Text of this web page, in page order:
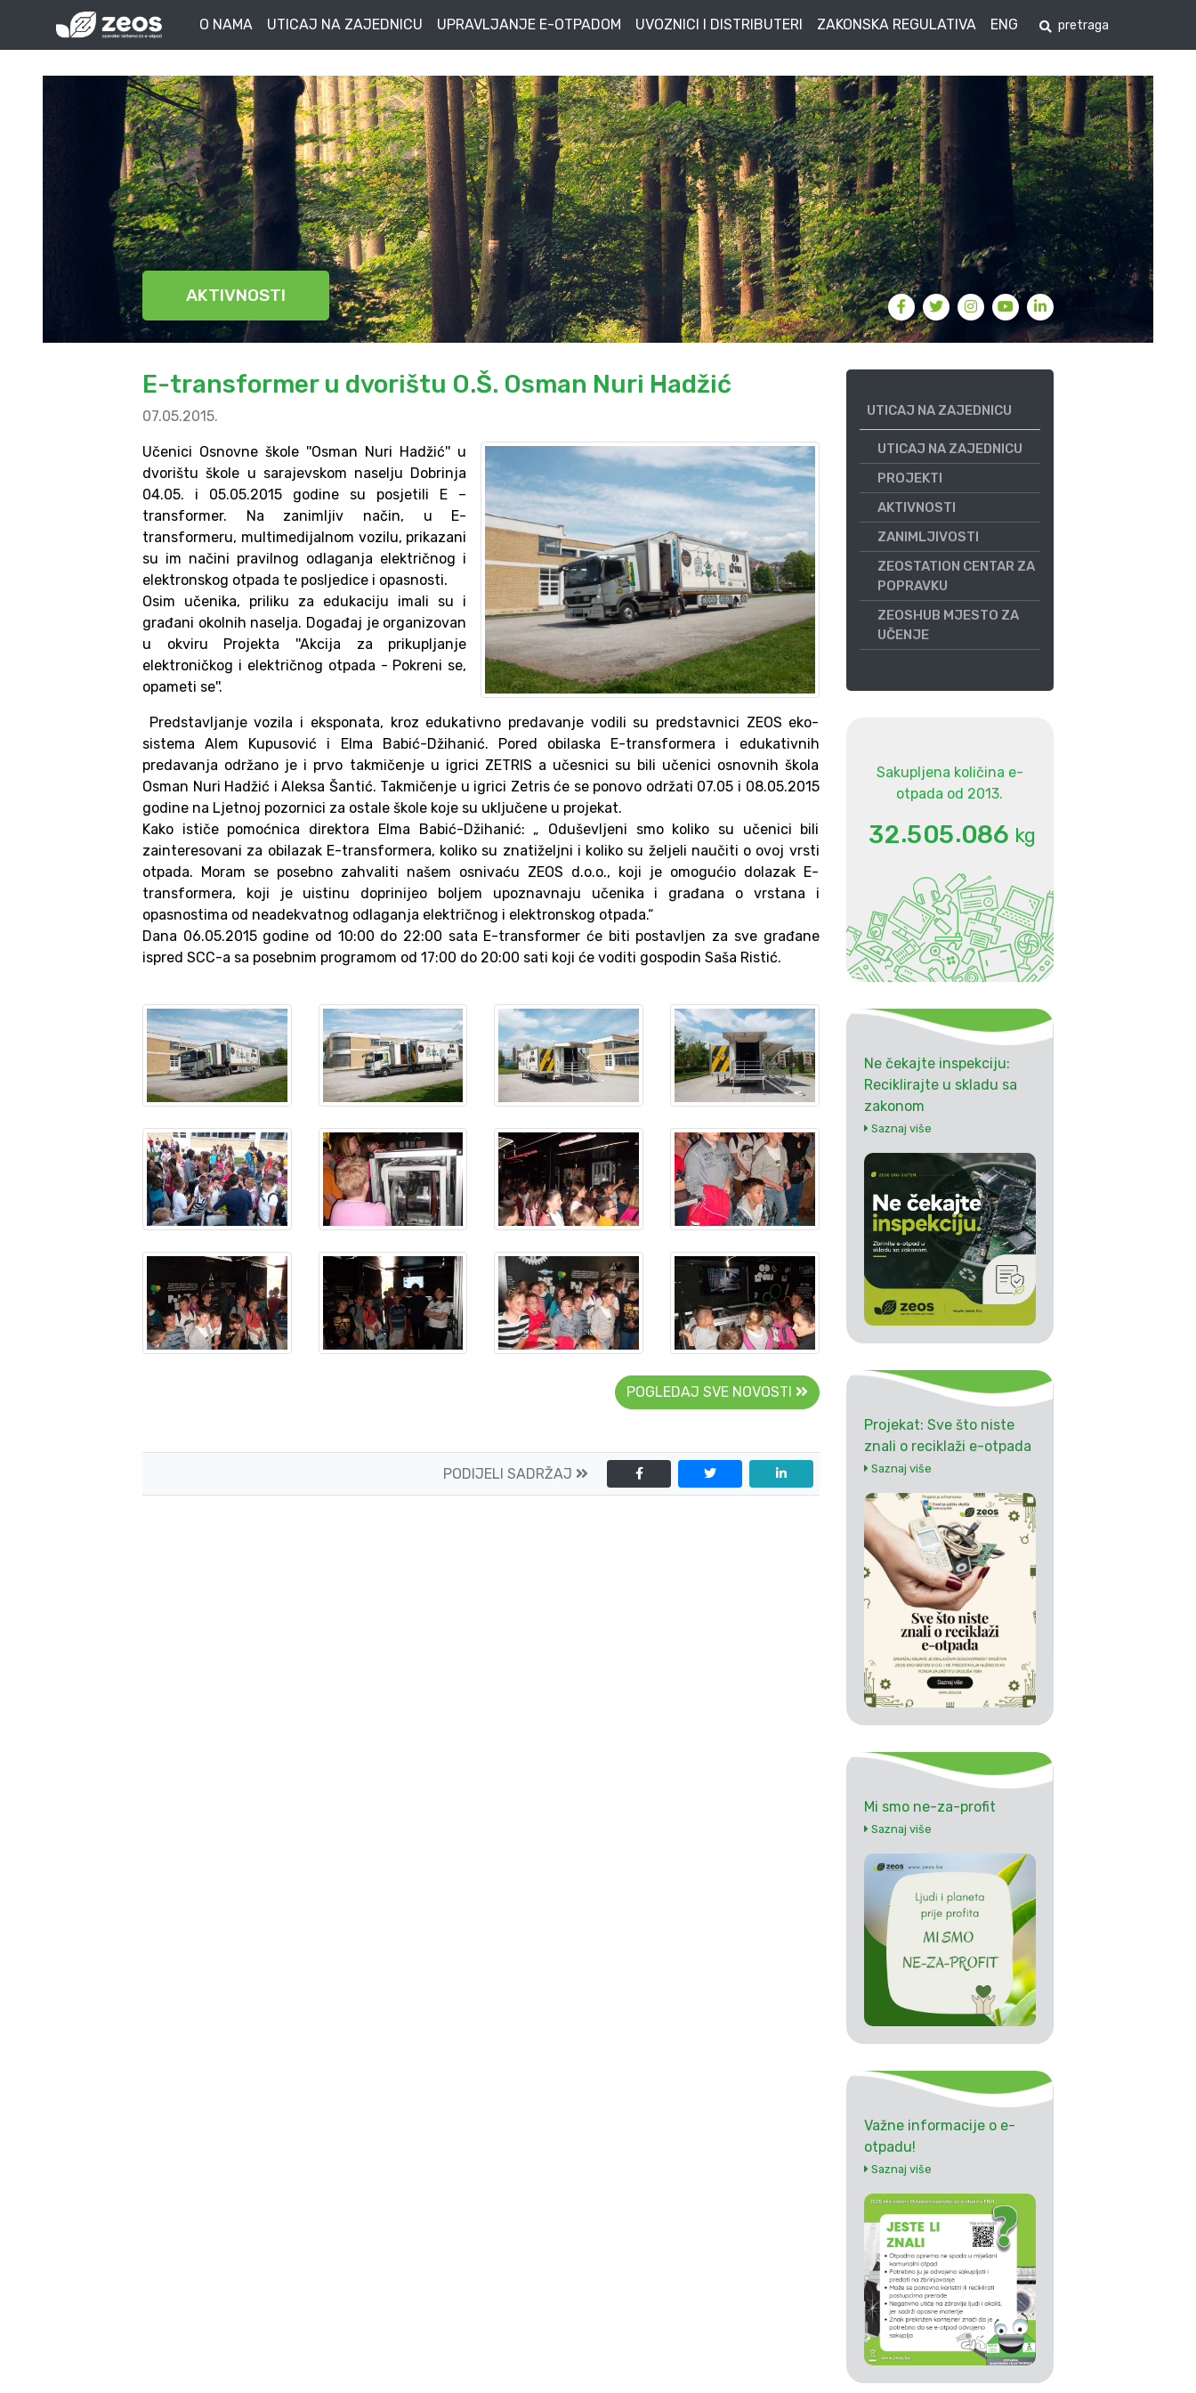
O NAMA UTICAJ NA ZAJEDNICU UPRAVLJANJE E-OTPADOM UVOZNICI I DISTRIBUTERI ZAKONSKA REGULATIVA ENG
AKTIVNOSTI
E-transformer u dvorištu O.Š. Osman Nuri Hadžić
07.05.2015.
Učenici Osnovne škole ''Osman Nuri Hadžić'' u
dvorištu škole u sarajevskom naselju Dobrinja
04.05. i 05.05.2015 godine su posjetili E –
transformer. Na zanimljiv način, u E-
transformeru, multimedijalnom vozilu, prikazani
su im načini pravilnog odlaganja električnog i
elektronskog otpada te posljedice i opasnosti.
Osim učenika, priliku za edukaciju imali su i
građani okolnih naselja. Događaj je organizovan
u okviru Projekta ''Akcija za prikupljanje
elektroničkog i električnog otpada - Pokreni se,
opameti se''.
Predstavljanje vozila i eksponata, kroz edukativno predavanje vodili su predstavnici ZEOS eko-
sistema Alem Kupusović i Elma Babić-Džihanić. Pored obilaska E-transformera i edukativnih
predavanja održano je i prvo takmičenje u igrici ZETRIS a učesnici su bili učenici osnovnih škola
Osman Nuri Hadžić i Aleksa Šantić. Takmičenje u igrici Zetris će se ponovo održati 07.05 i 08.05.2015
godine na Ljetnoj pozornici za ostale škole koje su uključene u projekat.
Kako ističe pomoćnica direktora Elma Babić-Džihanić: „ Oduševljeni smo koliko su učenici bili
zainteresovani za obilazak E-transformera, koliko su znatiželjni i koliko su željeli naučiti o ovoj vrsti
otpada. Moram se posebno zahvaliti našem osnivaću ZEOS d.o.o., koji je omogućio dolazak E-
transformera, koji je uistinu doprinijeo boljem upoznavnaju učenika i građana o vrstana i
opasnostima od neadekvatnog odlaganja električnog i elektronskog otpada.“
Dana 06.05.2015 godine od 10:00 do 22:00 sata E-transformer će biti postavljen za sve građane
ispred SCC-a sa posebnim programom od 17:00 do 20:00 sati koji će voditi gospodin Saša Ristić.
POGLEDAJ SVE NOVOSTI
PODIJELI SADRŽAJ
UTICAJ NA ZAJEDNICU
UTICAJ NA ZAJEDNICU
PROJEKTI
AKTIVNOSTI
ZANIMLJIVOSTI
ZEOSTATION CENTAR ZA
POPRAVKU
ZEOSHUB MJESTO ZA
UČENJE
Sakupljena količina e-
otpada od 2013.
32.505.086 kg
Ne čekajte inspekciju:
Reciklirajte u skladu sa
zakonom
Saznaj više
Projekat: Sve što niste
znali o reciklaži e-otpada
Saznaj više
Mi smo ne-za-profit
Saznaj više
Važne informacije o e-
otpadu!
Saznaj više